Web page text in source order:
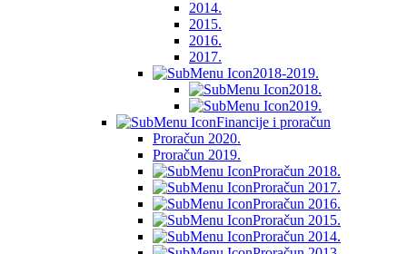
2014.
2015.
2016.
2017.
2018-2019.
2018.
2019.
Financije i proračun
Proračun 2020.
Proračun 2019.
Proračun 2018.
Proračun 2017.
Proračun 2016.
Proračun 2015.
Proračun 2014.